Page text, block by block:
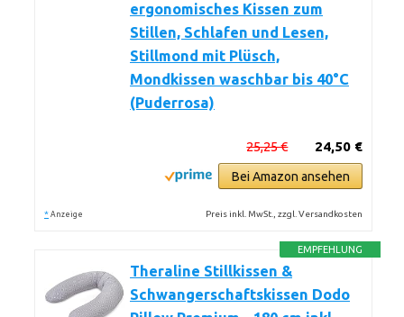
ergonomisches Kissen zum
Stillen, Schlafen und Lesen,
Stillmond mit Plüsch,
Mondkissen waschbar bis 40°C
(Puderrosa)
24,50 €
25,25 €
Bei Amazon ansehen
* Anzeige Preis inkl. MwSt., zzgl. Versandkosten
EMPFEHLUNG
Theraline Stillkissen &
Schwangerschaftskissen Dodo